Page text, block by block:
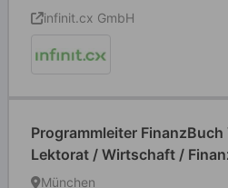
infinit.cx GmbH
Programmleiter
Lektorat / Wirtschaft /
München